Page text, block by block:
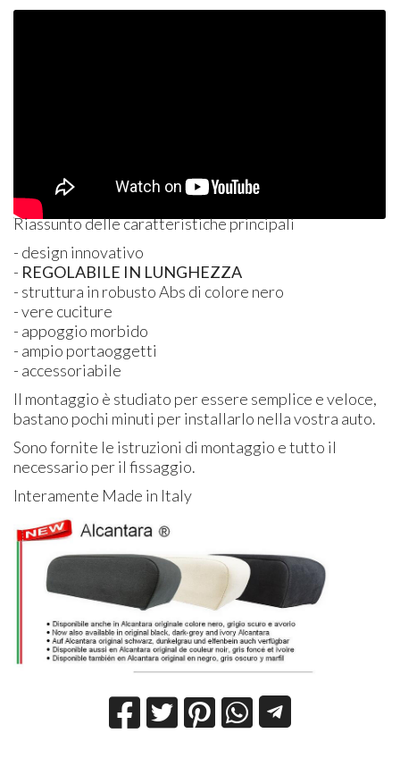
Riassunto delle caratteristiche principali
- design innovativo
- REGOLABILE IN LUNGHEZZA
- struttura in robusto Abs di colore nero
- vere cuciture
- appoggio morbido
- ampio portaoggetti
- accessoriabile
Il montaggio è studiato per essere semplice e veloce,
bastano pochi minuti per installarlo nella vostra auto.
Sono fornite le istruzioni di montaggio e tutto il
necessario per il fissaggio.
Interamente Made in Italy